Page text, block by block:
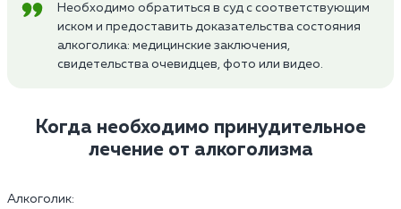
Необходимо обратиться в суд с соответствующим
иском и предоставить доказательства состояния
алкоголика: медицинские заключения,
свидетельства очевидцев, фото или видео.
Когда необходимо принудительное
лечение от алкоголизма
Алкоголик: